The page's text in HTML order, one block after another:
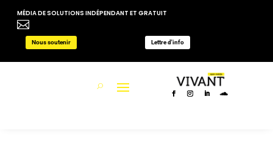
MÉDIA DE SOLUTIONS INDÉPENDANT ET GRATUIT

Nous soutenir Lettre d'info